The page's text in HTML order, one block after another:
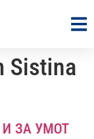
Sistina
ЗА УМОТ